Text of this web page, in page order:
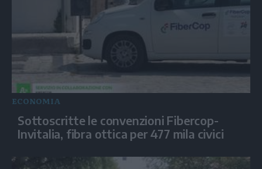
ECONOMIA
Sottoscritte le convenzioni Fibercop-
Invitalia, fibra ottica per 477 mila civici